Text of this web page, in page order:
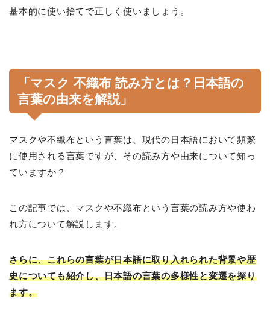
基本的に使い捨てで正しく使いましょう。
「マスク 不織布 読み方とは？日本語の
言葉の由来を解説」
マスクや不織布という言葉は、現代の日本語において頻繁
に使用される言葉ですが、その読み方や由来について知っ
ていますか？
この記事では、マスクや不織布という言葉の読み方や使わ
れ方について解説します。
さらに、これらの言葉が日本語に取り入れられた背景や歴
史についても紹介し、日本語の言葉の多様性と変遷を探り
ます。